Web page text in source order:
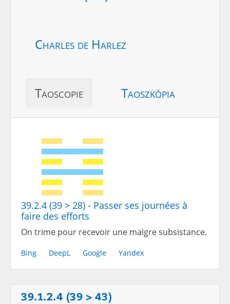
Charles de Harlez
Taoscopie Taoszkópia
39.2.4 (39 > 28) - Passer ses journées à
faire des efforts
On trime pour recevoir une maigre subsistance.
Bing DeepL Google Yandex
39.1.2.4 (39 > 43)